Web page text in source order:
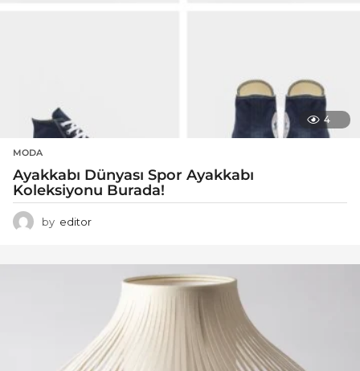
4
MODA
Ayakkabı Dünyası Spor Ayakkabı
Koleksiyonu Burada!
by editor